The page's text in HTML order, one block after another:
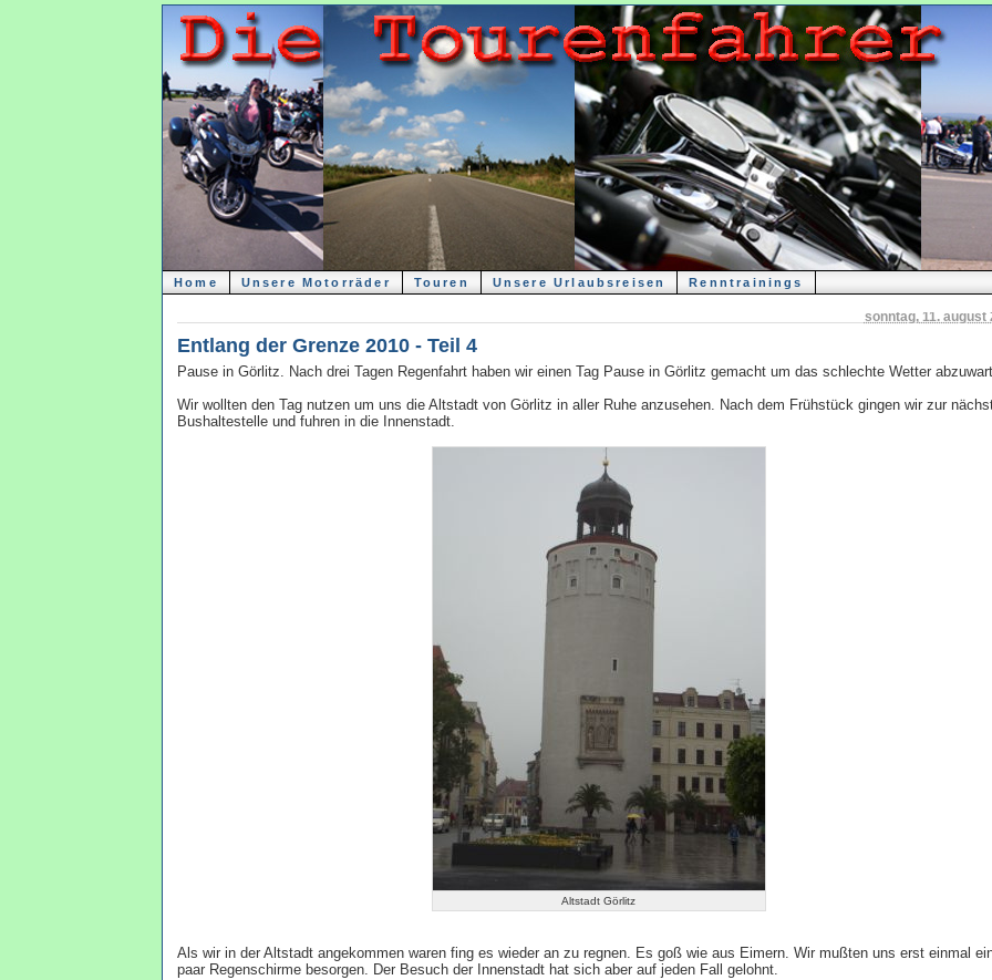
Home Unsere Motorräder Touren Unsere Urlaubsreisen Renntrainings
sonntag, 11. august
Entlang der Grenze 2010 - Teil 4
Pause in Görlitz. Nach drei Tagen Regenfahrt haben wir einen Tag Pause in Görlitz gemacht um das schlechte Wetter
Wir wollten den Tag nutzen um uns die Altstadt von Görlitz in aller Ruhe anzusehen. Nach dem Frühstück gingen wir zur
Bushaltestelle und fuhren in die Innenstadt.
Altstadt Görlitz
Als wir in der Altstadt angekommen waren fing es wieder an zu regnen. Es goß wie aus Eimern. Wir mußten uns erst einmal
paar Regenschirme besorgen. Der Besuch der Innenstadt hat sich aber auf jeden Fall gelohnt.